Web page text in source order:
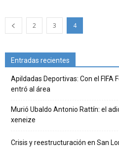
2 3 4
Entradas recientes
Apildadas Deportivas: Con el FIFA
entró al área
Murió Ubaldo Antonio Rattín: el
xeneize
Crisis y reestructuración en San